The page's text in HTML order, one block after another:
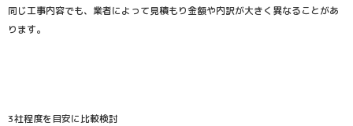
同じ工事内容でも、業者によって見積もり金額や内訳が大きく異なることがあ
ります。
3社程度を目安に比較検討